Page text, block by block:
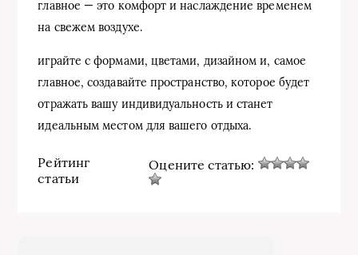
главное — это комфорт и наслаждение временем
на свежем воздухе.
играйте с формами, цветами, дизайном и, самое
главное, создавайте пространство, которое будет
отражать вашу индивидуальность и станет
идеальным местом для вашего отдыха.
Рейтинг
статьи
Оцените статью: